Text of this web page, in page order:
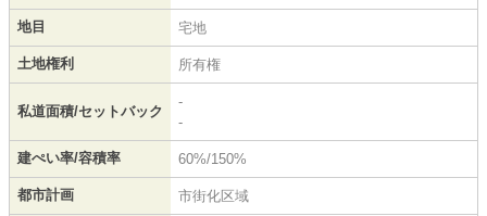
地目 宅地
土地権利 所有権
私道面積/セットバック
-
-
建ぺい率/容積率 60%/150%
都市計画 市街化区域